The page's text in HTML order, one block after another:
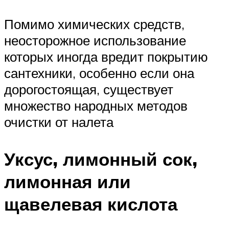
Помимо химических средств,
неосторожное использование
которых иногда вредит покрытию
сантехники, особенно если она
дорогостоящая, существует
множество народных методов
очистки от налета
Уксус, лимонный сок,
лимонная или
щавелевая кислота